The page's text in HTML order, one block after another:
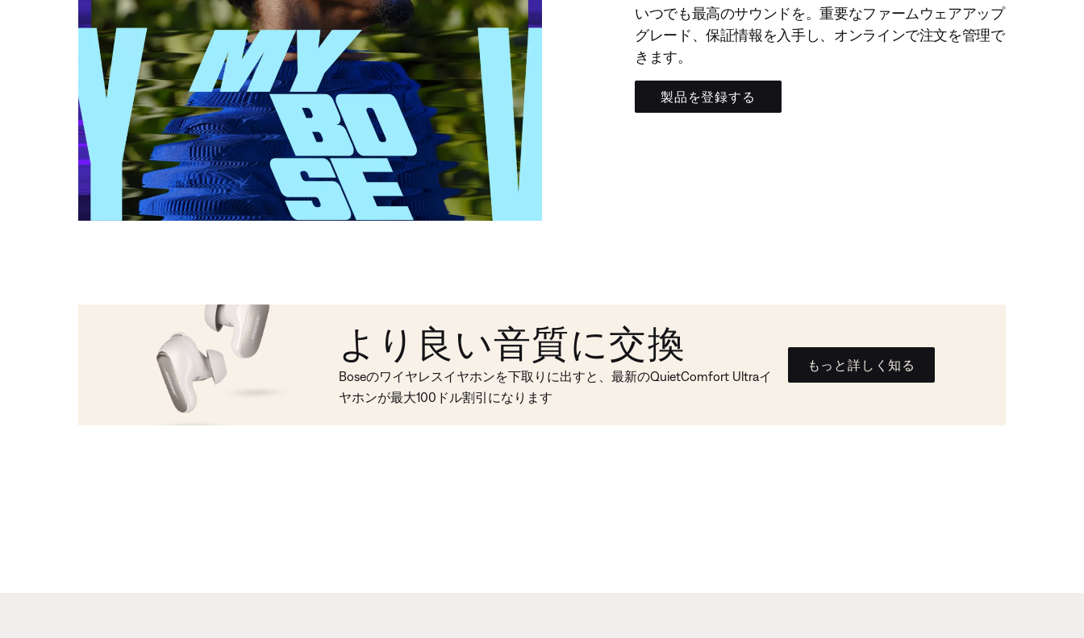
いつでも最高のサウンドを。重要なファームウェアアップ
グレード、保証情報を入手し、オンラインで注文を管理で
きます。
製品を登録する
より良い音質に交換
Boseのワイヤレスイヤホンを下取りに出すと、最新のQuietComfort Ultraイ
ヤホンが最大100ドル割引になります
もっと詳しく知る